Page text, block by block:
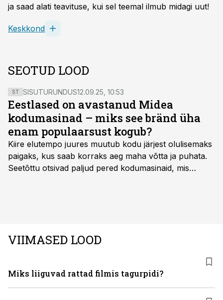
ja saad alati teavituse, kui sel teemal ilmub midagi uut!
Keskkond
SEOTUD LOOD
ST SISUTURUNDUS12.09.25, 10:53
Eestlased on avastanud Midea
kodumasinad – miks see bränd üha
enam populaarsust kogub?
Kiire elutempo juures muutub kodu järjest olulisemaks
paigaks, kus saab korraks aeg maha võtta ja puhata.
Seetõttu otsivad paljud pered kodumasinaid, mis
VIIMASED LOOD
Miks liiguvad rattad filmis tagurpidi?